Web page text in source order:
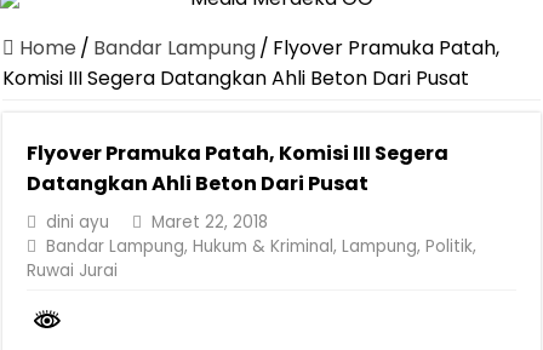
Canangkan Desa TAPIS dan Luncurkan Sekolah Lansia di
Pemprov Lampung Berhasil Kendalikan Inflasi, Jadi Provinsi
Dirut Jasa Raharja Dampingi Wamenhub Tinjau Penanganan
Pastikan Pelayanan Maksimal, Direksi Jasa Raharja Tinjau Korban
Dirut Jasa Raharja Dampingi Wamenhub Tinjau Penanganan
Jasa Raharja Jamin Seluruh Korban Kebakaran KM Mutiara
Gubernur Mirza Ajak IAI Darul Fattah Cetak SDM Adaptif
Home / Bandar Lampung/ Flyover Pramuka Patah,
Komisi III Segera Datangkan Ahli Beton Dari Pusat
Flyover Pramuka Patah, Komisi III Segera
Datangkan Ahli Beton Dari Pusat
dini ayu
Maret 22, 2018
Bandar Lampung,Hukum & Kriminal,Lampung,Politik,
Ruwai Jurai